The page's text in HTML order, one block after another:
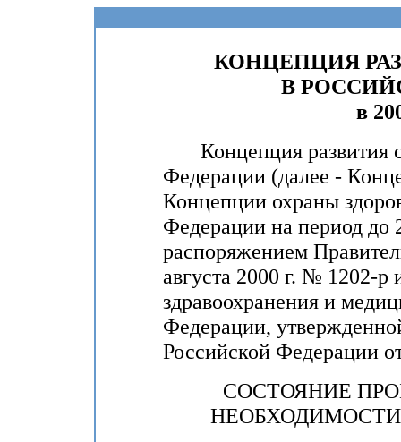
КОНЦЕПЦИЯ
В
в
Концепция развития
Федерации (далее -
Концепции охраны
Федерации на период до
распоряжением
августа 2000 г. № 1202-р
здравоохранения и
Федерации,
Российской Федерации
СОСТОЯНИЕ